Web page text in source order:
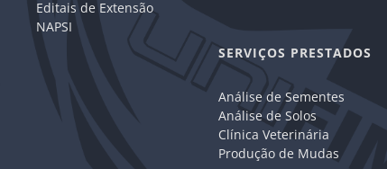
Editais de Extensão
NAPSI
SERVIÇOS PRESTADOS
Análise de Sementes
Análise de Solos
Clínica Veterinária
Produção de Mudas